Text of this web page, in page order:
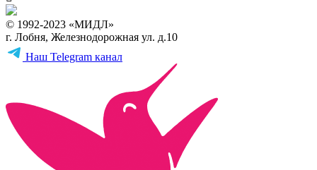
© 1992-2023 «МИДЛ»
г. Лобня, Железнодорожная ул. д.10
Наш Telegram канал